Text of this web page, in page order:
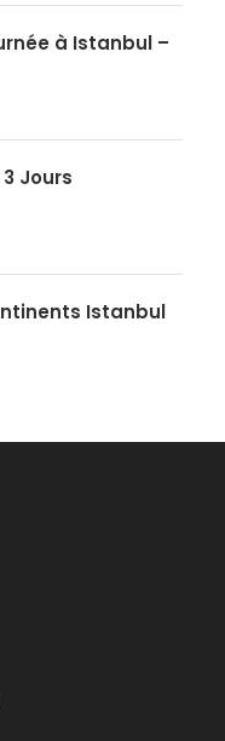
à Istanbul –
Jours
Istanbul